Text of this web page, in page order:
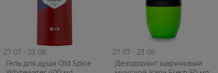
27 07 - 23 08
Гель для душа Old Spice
27 07 - 23 08
Дезодорант шариковый